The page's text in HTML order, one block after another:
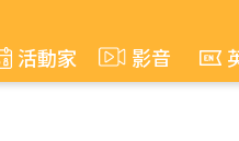
活動家 影音